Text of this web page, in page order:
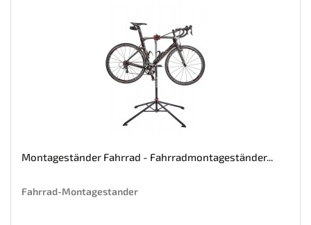
Montageständer Fahrrad - Fahrradmontageständer...
Fahrrad-Montagestander